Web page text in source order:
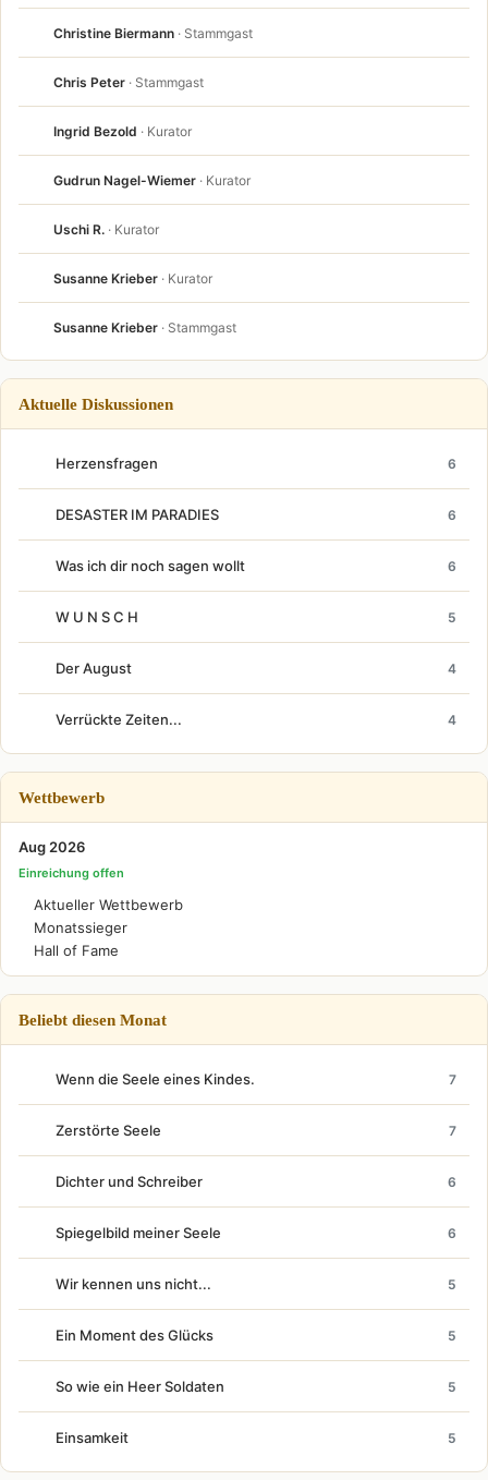
Christine Biermann · Stammgast
Chris Peter · Stammgast
Ingrid Bezold · Kurator
Gudrun Nagel-Wiemer · Kurator
Uschi R. · Kurator
Susanne Krieber · Kurator
Susanne Krieber · Stammgast
Aktuelle Diskussionen
Herzensfragen 6
DESASTER IM PARADIES 6
Was ich dir noch sagen wollt 6
W U N S C H 5
Der August 4
Verrückte Zeiten... 4
Wettbewerb
Aug 2026
Einreichung offen
Aktueller Wettbewerb
Monatssieger
Hall of Fame
Beliebt diesen Monat
Wenn die Seele eines Kindes. 7
Zerstörte Seele 7
Dichter und Schreiber 6
Spiegelbild meiner Seele 6
Wir kennen uns nicht... 5
Ein Moment des Glücks 5
So wie ein Heer Soldaten 5
Einsamkeit 5